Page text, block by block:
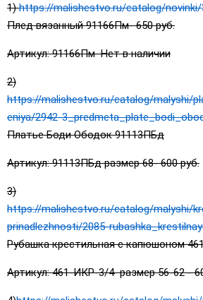
1)https://malishestvo.ru/catalog/novinki/
Плед вязанный 91166Пм- 650 руб.
Артикул: 91166Пм Нет в наличии
2)
https://malishestvo.ru/catalog/malyshi/
eniya/2942-
Платье Боди Ободок 91113ПБд
Артикул: 91113ПБд размер 68- 600 руб.
3)
https://malishestvo.ru/catalog/malyshi/
prinadlezhnosti/2085-
Рубашка крестильная с капюшоном
Артикул: 461-ИКР-3/4 размер 56-62 -